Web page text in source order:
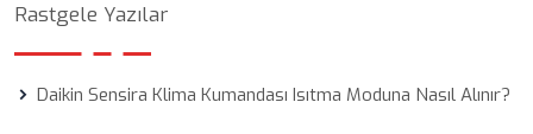
Rastgele Yazılar
Daikin Sensira Klima Kumandası Isıtma Moduna Nasıl Alınır?